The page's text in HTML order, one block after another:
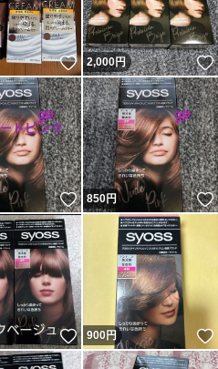
いいね！
2,000円
いいね！
850円
いいね！
900円